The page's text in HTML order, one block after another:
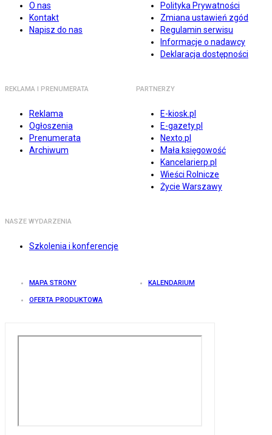
O nas
Kontakt
Napisz do nas
Polityka Prywatności
Zmiana ustawień zgód
Regulamin serwisu
Informacje o nadawcy
Deklaracja dostępności
REKLAMA I PRENUMERATA
Reklama
Ogłoszenia
Prenumerata
Archiwum
PARTNERZY
E-kiosk.pl
E-gazety.pl
Nexto.pl
Mała księgowość
Kancelarierp.pl
Wieści Rolnicze
Życie Warszawy
NASZE WYDARZENIA
Szkolenia i konferencje
MAPA STRONY KALENDARIUM
OFERTA PRODUKTOWA